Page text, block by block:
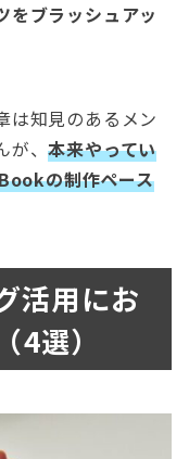
をブラッシュアッ
は知見のあるメン
が、本来やってい
の制作ペース
活用にお
4選）